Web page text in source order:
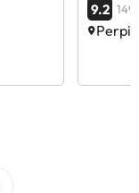
9.2 149